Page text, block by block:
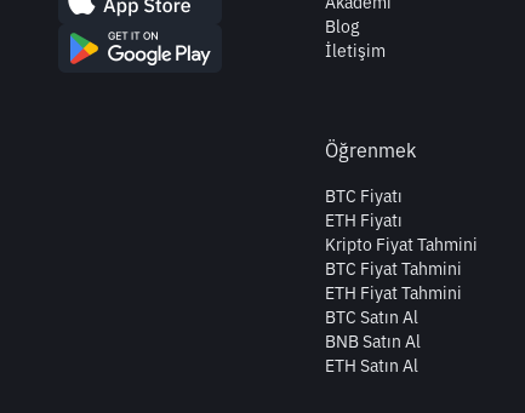
Blog
İletişim
Öğrenmek
BTC Fiyatı
ETH Fiyatı
Kripto Fiyat Tahmini
BTC Fiyat Tahmini
ETH Fiyat Tahmini
BTC Satın Al
BNB Satın Al
ETH Satın Al